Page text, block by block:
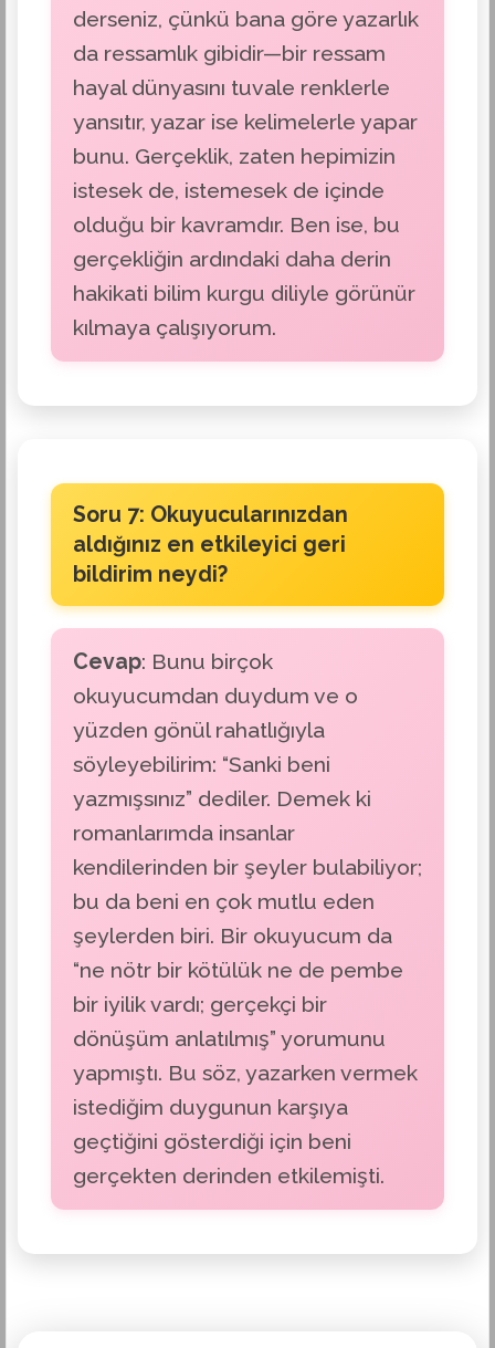
derseniz, çünkü bana göre yazarlık
da ressamlık gibidir—bir ressam
hayal dünyasını tuvale renklerle
yansıtır, yazar ise kelimelerle yapar
bunu. Gerçeklik, zaten hepimizin
istesek de, istemesek de içinde
olduğu bir kavramdır. Ben ise, bu
gerçekliğin ardındaki daha derin
hakikati bilim kurgu diliyle görünür
kılmaya çalışıyorum.
Soru 7: Okuyucularınızdan
aldığınız en etkileyici geri
bildirim neydi?
Cevap: Bunu birçok
okuyucumdan duydum ve o
yüzden gönül rahatlığıyla
söyleyebilirim: “Sanki beni
yazmışsınız” dediler. Demek ki
romanlarımda insanlar
kendilerinden bir şeyler bulabiliyor;
bu da beni en çok mutlu eden
şeylerden biri. Bir okuyucum da
“ne nötr bir kötülük ne de pembe
bir iyilik vardı; gerçekçi bir
dönüşüm anlatılmış” yorumunu
yapmıştı. Bu söz, yazarken vermek
istediğim duygunun karşıya
geçtiğini gösterdiği için beni
gerçekten derinden etkilemişti.